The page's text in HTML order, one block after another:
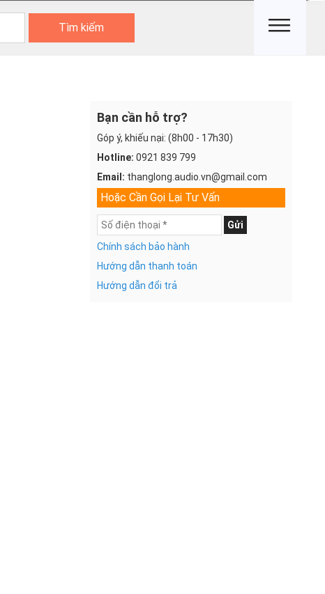
Tìm kiếm
Bạn cần hỗ trợ?
Góp ý, khiếu nại: (8h00 - 17h30)
Hotline: 0921 839 799
Email: thanglong.audio.vn@gmail.com
Hoặc Cần Gọi Lại Tư Vấn
Gửi
Chính sách bảo hành
Hướng dẫn thanh toán
Hướng dẫn đổi trả